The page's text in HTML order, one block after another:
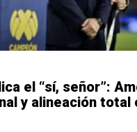
el “sí, señor”:
y alineación total